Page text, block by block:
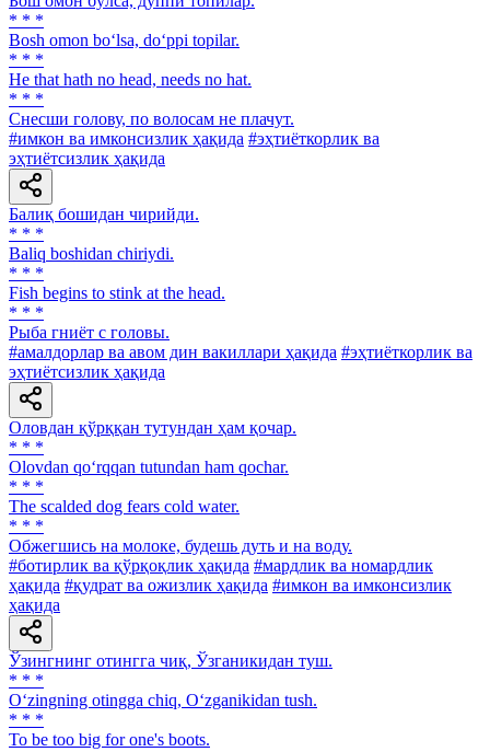
* * *
Bosh omon bo‘lsa, do‘ppi topilar.
* * *
He that hath no head, needs no hat.
* * *
Снесши голову, по волосам не плачут.
#имкон ва имконсизлик ҳақида #эҳтиёткорлик ва
эҳтиётсизлик ҳақида
Балиқ бошидан чирийди.
* * *
Baliq boshidan chiriydi.
* * *
Fish begins to stink at the head.
* * *
Рыба гниёт с головы.
#амалдорлар ва авом дин вакиллари ҳақида #эҳтиёткорлик ва
эҳтиётсизлик ҳақида
Оловдан қўрққан тутундан ҳам қочар.
* * *
Olovdan qo‘rqqan tutundan ham qochar.
* * *
The scalded dog fears cold water.
* * *
Обжегшись на молоке, будешь дуть и на воду.
#ботирлик ва қўрқоқлик ҳақида #мардлик ва номардлик
ҳақида #қудрат ва ожизлик ҳақида #имкон ва имконсизлик
ҳақида
Ўзингнинг отингга чиқ, Ўзганикидан туш.
* * *
O‘zingning otingga chiq, O‘zganikidan tush.
* * *
To be too big for one's boots.